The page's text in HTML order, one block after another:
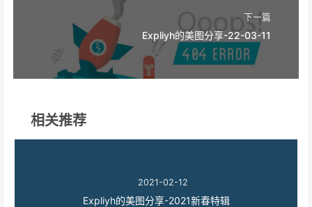
下一篇
Expliyh的美图分享-22-03-11
相关推荐
2021-02-12
Expliyh的美图分享-2021新春特辑